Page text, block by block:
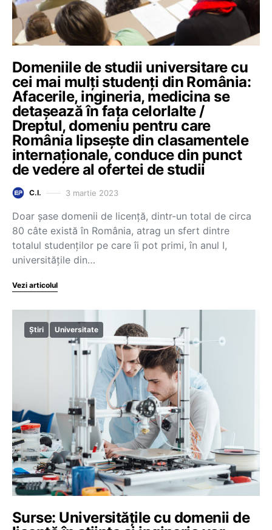
Domeniile de studii universitare cu
cei mai mulți studenți din România:
Afacerile, ingineria, medicina se
detașează în fața celorlalte /
Dreptul, domeniu pentru care
România lipsește din clasamentele
internaționale, conduce din punct
de vedere al ofertei de studii
C.I. 3 martie 2023
Doar șase domenii de licență, dintr-un total de circa
80 câte există în România, atrag un sfert dintre
totalul studenților pe care îi pot primi, în anul I,
universitățile din…
Vezi articolul
Știri Universitate
Surse: Universitățile cu domenii de